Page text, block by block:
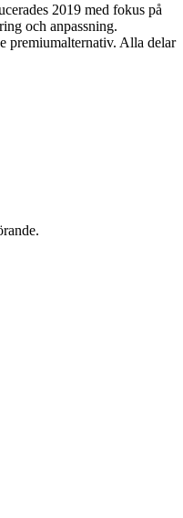
2019 med fokus på
och anpassning.
premiumalternativ. Alla delar